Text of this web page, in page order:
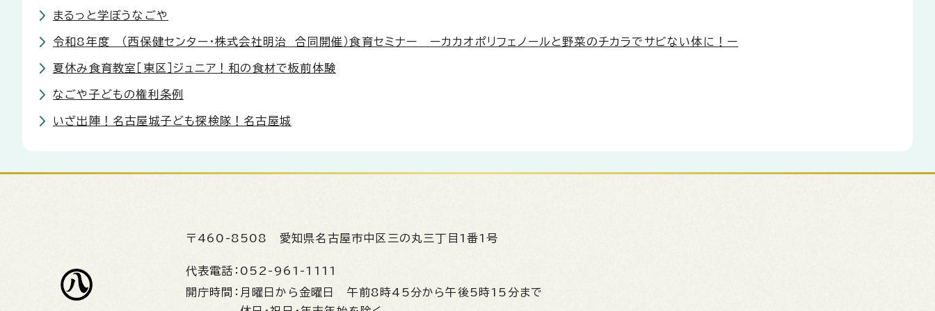
まるっと学ぼうなごや
令和8年度 （西保健センター・株式会社明治 合同開催）食育セミナー ーカカオポリフェノールと野菜のチカラでサビない体に！ー
夏休み食育教室［東区］ジュニア！和の食材で板前体験
なごや子どもの権利条例
いざ出陣！名古屋城子ども探検隊！名古屋城
〒460-8508 愛知県名古屋市中区三の丸三丁目1番1号
代表電話： 052-961-1111
開庁時間： 月曜日から金曜日 午前8時45分から午後5時15分まで